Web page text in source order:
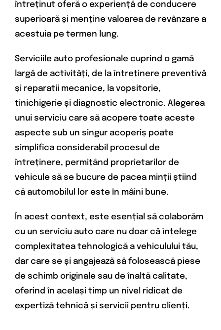
întreținut oferă o experiență de conducere
superioară și menține valoarea de revânzare a
acestuia pe termen lung.
Serviciile auto profesionale cuprind o gamă
largă de activități, de la întreținere preventivă
și reparatii mecanice, la vopsitorie,
tinichigerie și diagnostic electronic. Alegerea
unui serviciu care să acopere toate aceste
aspecte sub un singur acoperiș poate
simplifica considerabil procesul de
întreținere, permițând proprietarilor de
vehicule să se bucure de pacea minții știind
că automobilul lor este în mâini bune.
În acest context, este esențial să colaborăm
cu un serviciu auto care nu doar că înțelege
complexitatea tehnologică a vehiculului tău,
dar care se și angajează să folosească piese
de schimb originale sau de înaltă calitate,
oferind în același timp un nivel ridicat de
expertiză tehnică și servicii pentru clienți.